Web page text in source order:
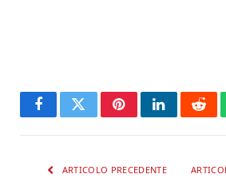
FacebookTwitterPinterestLinkedIn
ARTICOLO PRECEDENTE